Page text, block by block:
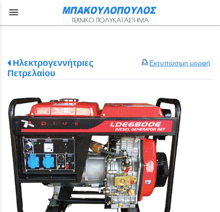
menu
Εκτυπώσιμη μορφή
Ηλεκτρογεννήτριες
Πετρελαίου